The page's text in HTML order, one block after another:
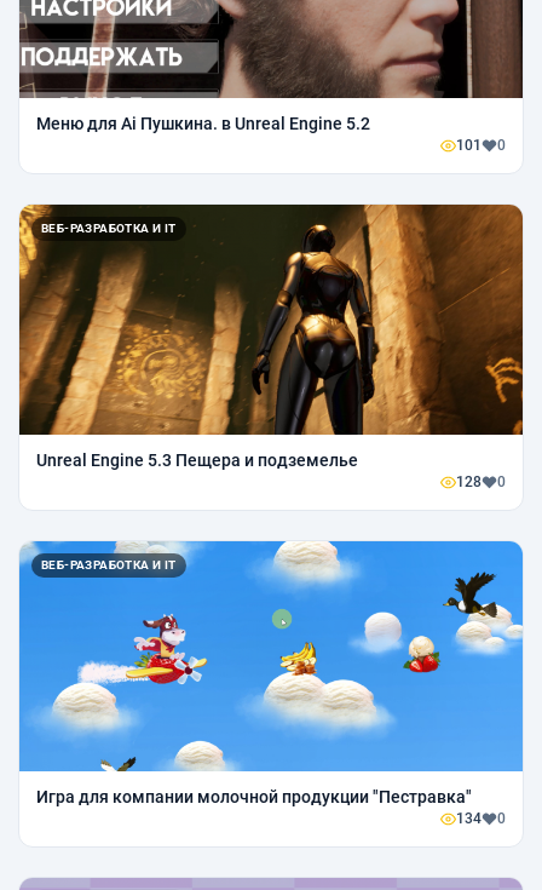
Меню для Ai Пушкина. в Unreal Engine 5.2
101 0
ВЕБ-РАЗРАБОТКА И IT
Unreal Engine 5.3 Пещера и подземелье
128 0
ВЕБ-РАЗРАБОТКА И IT
Игра для компании молочной продукции "Пестравка"
134 0